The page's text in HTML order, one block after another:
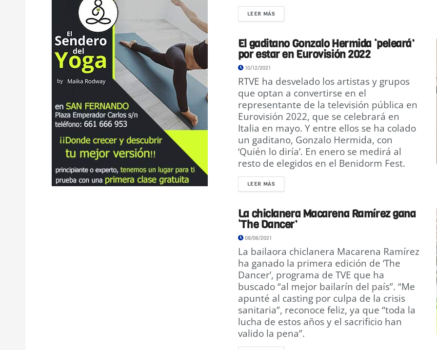
LEER MÁS
El gaditano Gonzalo Hermida ‘peleará’
por estar en Eurovisión 2022
10/12/2021
RTVE ha desvelado los artistas y grupos
que optan a convertirse en el
representante de la televisión pública en
Eurovisión 2022, que se celebrará en
Italia en mayo. Y entre ellos se ha colado
un gaditano, Gonzalo Hermida, con
‘Quién lo diría’. En enero se medirá al
resto de elegidos en el Benidorm Fest.
LEER MÁS
La chiclanera Macarena Ramírez gana
‘The Dancer’
08/06/2021
La bailaora chiclanera Macarena Ramírez
ha ganado la primera edición de ‘The
Dancer’, programa de TVE que ha
buscado “al mejor bailarín del país”. “Me
apunté al casting por culpa de la crisis
sanitaria”, reconoce feliz, ya que “toda la
lucha de estos años y el sacrificio han
valido la pena”.